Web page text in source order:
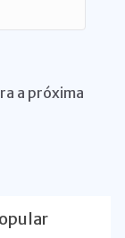
a próxima